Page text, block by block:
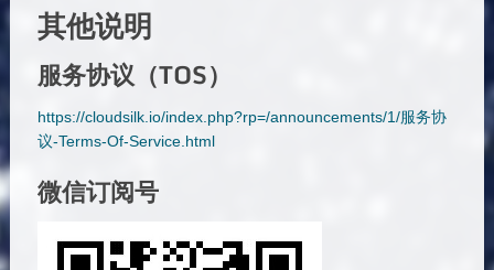
其他说明
服务协议（TOS）
https://cloudsilk.io/index.php?rp=/announcements/1/服务协
议-Terms-Of-Service.html
微信订阅号